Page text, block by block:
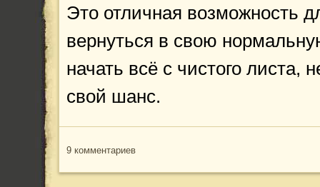
Это отличная возможность
вернуться в свою
начать всё с чистого листа,
свой шанс.
9 комментариев